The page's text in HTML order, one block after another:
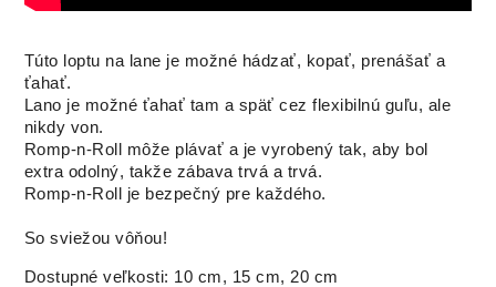
Túto loptu na lane je možné hádzať, kopať, prenášať a
ťahať.
Lano je možné ťahať tam a späť cez flexibilnú guľu, ale
nikdy von.
Romp-n-Roll môže plávať a je vyrobený tak, aby bol
extra odolný, takže zábava trvá a trvá.
Romp-n-Roll je bezpečný pre každého.
So sviežou vôňou!
Dostupné veľkosti: 10 cm, 15 cm, 20 cm